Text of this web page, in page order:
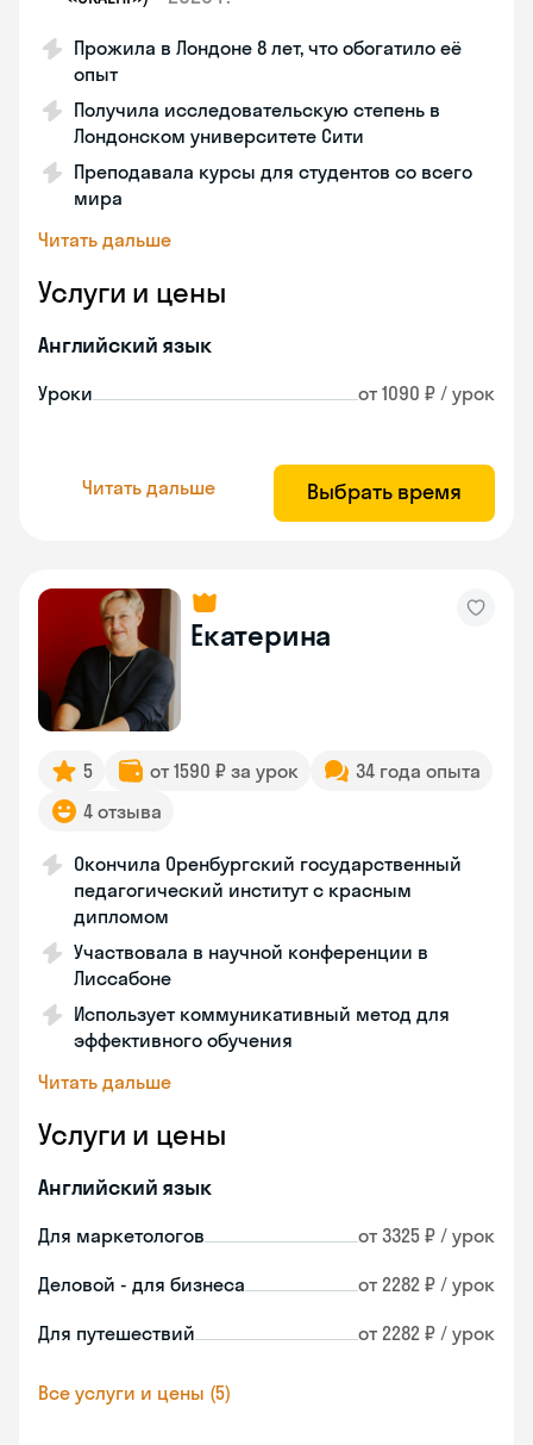
Прожила в Лондоне 8 лет, что обогатило её
опыт
Получила исследовательскую степень в
Лондонском университете Сити
Преподавала курсы для студентов со всего
мира
Читать дальше
Услуги и цены
Английский язык
Уроки от 1090 ₽ / урок
Читать дальше Выбрать время
Екатерина
5 от 1590 ₽ за урок
34 года опыта
4 отзыва
Окончила Оренбургский государственный
педагогический институт с красным
дипломом
Участвовала в научной конференции в
Лиссабоне
Использует коммуникативный метод для
эффективного обучения
Читать дальше
Услуги и цены
Английский язык
Для маркетологов от 3325 ₽ / урок
Деловой - для бизнеса от 2282 ₽ / урок
Для путешествий от 2282 ₽ / урок
Все услуги и цены (5)